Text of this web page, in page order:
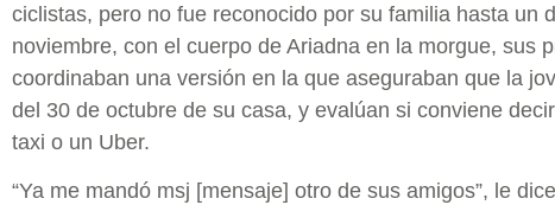
ciclistas, pero no fue reconocido por su familia hasta un
noviembre, con el cuerpo de Ariadna en la morgue, sus
coordinaban una versión en la que aseguraban que la
del 30 de octubre de su casa, y evalúan si conviene
taxi o un Uber.
“Ya me mandó msj [mensaje] otro de sus amigos”, le